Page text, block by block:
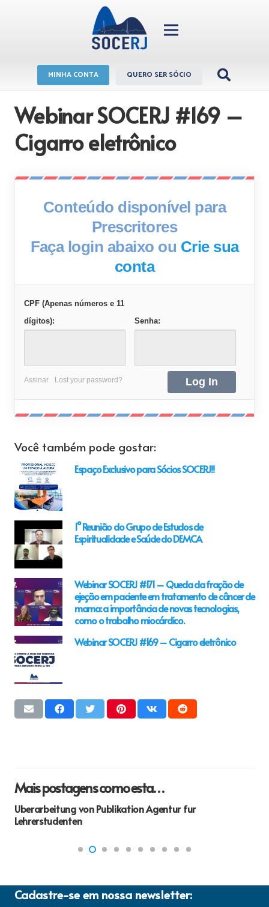
MINHA CONTA QUERO SER SÓCIO
Webinar SOCERJ #169 –
Cigarro eletrônico
Conteúdo disponível para
Prescritores
Faça login abaixo ou Crie sua
conta
CPF (Apenas números e 11
dígitos):
Senha:
Assinar Lost your password?
Você também pode gostar:
Espaço Exclusivo para Sócios SOCERJ!!
1° Reunião do Grupo de Estudos de
Espiritualidade e Saúde do DEMCA
Webinar SOCERJ #171 – Queda da fração de
ejeção em paciente em tratamento de câncer de
mama: a importância de novas tecnologias,
como o trabalho miocárdico.
Webinar SOCERJ #169 – Cigarro eletrônico
Mais postagens como esta…
Uberarbeitung von Publikation Agentur fur
Lehrerstudenten
Cadastre-se em nossa newsletter: